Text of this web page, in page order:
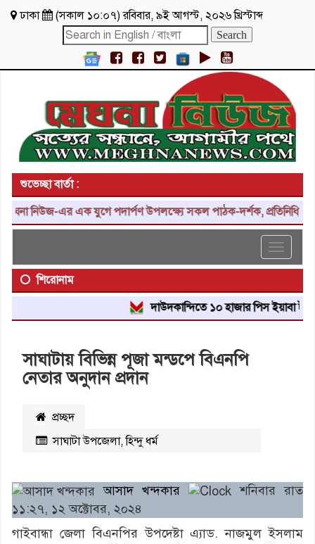
ঢাকা (সকাল ১০:০৭)রবিবার, ৯ই আগস্ট, ২০২৬ খ্রিস্টাব্দ
শুভেচ্ছা বার্তা :
নিউজ-এর এক যুগে পদার্পণ উপলক্ষ্যে সকল পাঠক-দর্শক, প্রতিনিধি,
Toggle
শিরোনাম
দাউদকান্দিতে ১০ হাজার পিস ইয়াবা
সাঘাটায় বিভিন্ন পূজা মন্ডপে বিএনপি
নেতার অনুদান প্রদান
প্রচ্ছদ
সাঘাটা উপজেলা,হিন্দু ধর্ম
আসাদ খন্দকার
শনিবার রাত
১১:২৭, ১২ অক্টোবর, ২০২৪
গাইবান্ধা জেলা বিএনপির উপদেষ্টা এ্যাড. নাজমুল ইসলাম